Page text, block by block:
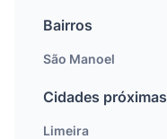
Bairros
São Manoel
Cidades próximas
Limeira